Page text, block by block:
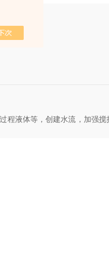
程液体等，创建水流，加强